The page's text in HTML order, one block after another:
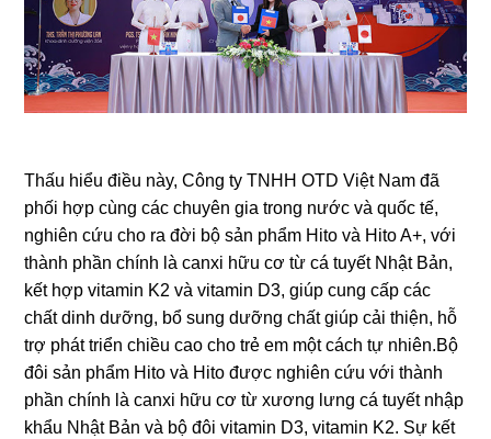
Thấu hiểu điều này, Công ty TNHH OTD Việt Nam đã
phối hợp cùng các chuyên gia trong nước và quốc tế,
nghiên cứu cho ra đời bộ sản phẩm Hito và Hito A+, với
thành phần chính là canxi hữu cơ từ cá tuyết Nhật Bản,
kết hợp vitamin K2 và vitamin D3, giúp cung cấp các
chất dinh dưỡng, bổ sung dưỡng chất giúp cải thiện, hỗ
trợ phát triển chiều cao cho trẻ em một cách tự nhiên.Bộ
đôi sản phẩm Hito và Hito được nghiên cứu với thành
phần chính là canxi hữu cơ từ xương lưng cá tuyết nhập
khẩu Nhật Bản và bộ đôi vitamin D3, vitamin K2. Sự kết